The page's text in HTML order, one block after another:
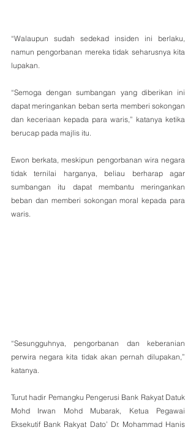
“Walaupun sudah sedekad insiden ini berlaku,
namun pengorbanan mereka tidak seharusnya kita
lupakan.
“Semoga dengan sumbangan yang diberikan ini
dapat meringankan beban serta memberi sokongan
dan keceriaan kepada para waris,” katanya ketika
berucap pada majlis itu.
Ewon berkata, meskipun pengorbanan wira negara
tidak ternilai harganya, beliau berharap agar
sumbangan itu dapat membantu meringankan
beban dan memberi sokongan moral kepada para
waris.
“Sesungguhnya, pengorbanan dan keberanian
perwira negara kita tidak akan pernah dilupakan,”
katanya.
Turut hadir Pemangku Pengerusi Bank Rakyat Datuk
Mohd Irwan Mohd Mubarak, Ketua Pegawai
Eksekutif Bank Rakyat Dato’ Dr. Mohammad Hanis